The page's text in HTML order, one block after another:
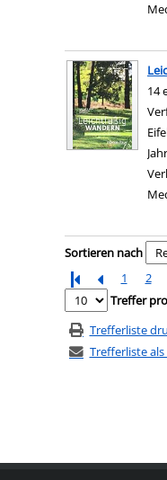
14
Zu den Suchfiltern
Sortieren nach
1
2
Treffer
Trefferliste
Trefferliste